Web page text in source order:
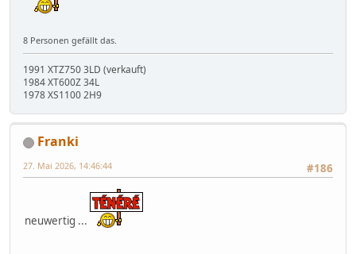
8 Personen gefällt das.
1991 XTZ750 3LD (verkauft)
1984 XT600Z 34L
1978 XS1100 2H9
Franki
#186
27. Mai 2026, 14:46:44
neuwertig ...